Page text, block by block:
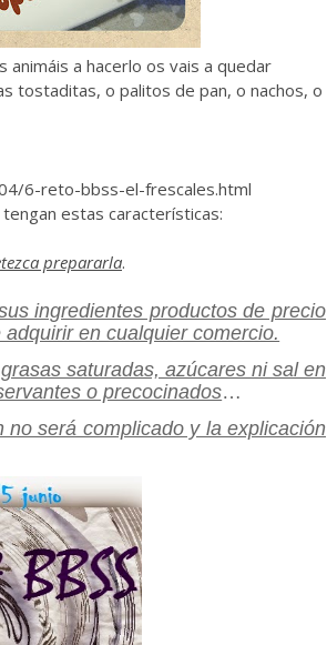
a hacerlo os vais a quedar
tostaditas, o palitos de pan, o nachos, o
6-reto-bbss-el-frescales.html
estas características:
prepararla.
ingredientes productos de precio
en cualquier comercio.
saturadas, azúcares ni sal en
o precocinados…
no será complicado y la explicación